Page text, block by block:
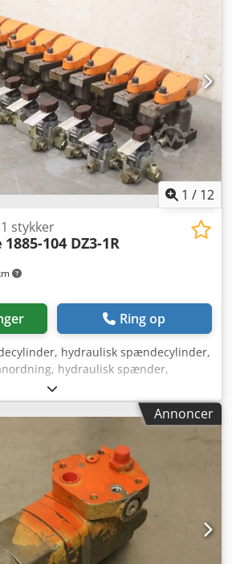
1 / 12
stykker
1885-104 DZ3-1R
Ring op
hydraulisk spændecylinder,
hydraulisk spænder,
svingklemme -Hydraulisk
stk. hydrauliske svingklemmer -
1885-104 -Trevejshane/ventiler:
samlet -Dimensioner:
100/H100 mm -Transportmål:
Ak Tjrf -Vægt: 64 kg
Annoncer